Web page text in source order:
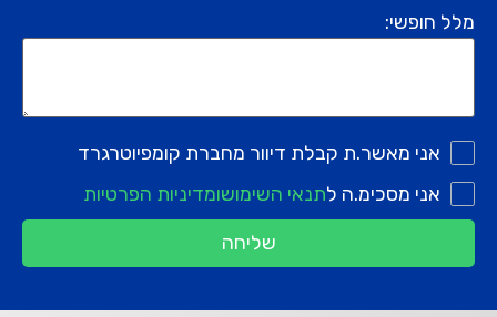
מלל חופשי:
אני מאשר.ת קבלת דיוור מחברת קומפיוטרגרד
אני מסכימ.ה לתנאי השימושומדיניות הפרטיות
שליחה